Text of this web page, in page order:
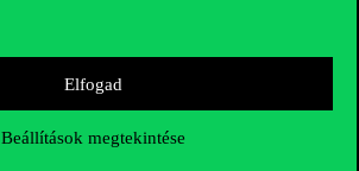
Elfogad
Beállítások megtekintése